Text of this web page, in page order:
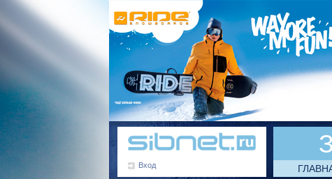
Вход